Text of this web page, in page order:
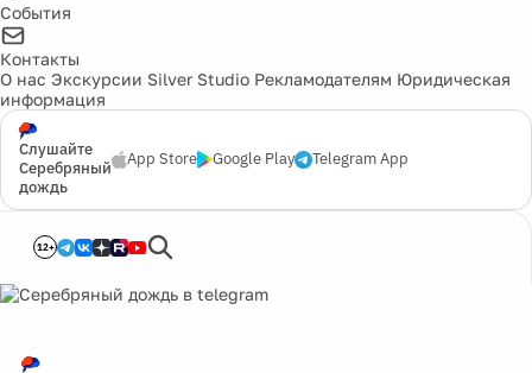
События
Контакты
О нас Экскурсии Silver Studio Рекламодателям Юридическая
информация
Слушайте
Серебряный
дождь
App Store Google Play Telegram App
12+